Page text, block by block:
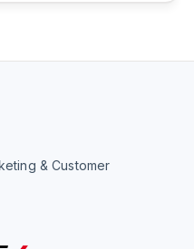
& Customer